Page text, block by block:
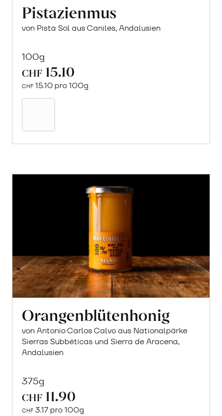
Pistazienmus
von Pista Sol aus Caniles, Andalusien
100g
CHF 15.10
CHF 15.10 pro 100g
Orangenblütenhonig
von Antonio Carlos Calvo aus Nationalpärke
Sierras Subbéticas und Sierra de Aracena,
Andalusien
375g
CHF 11.90
CHF 3.17 pro 100g